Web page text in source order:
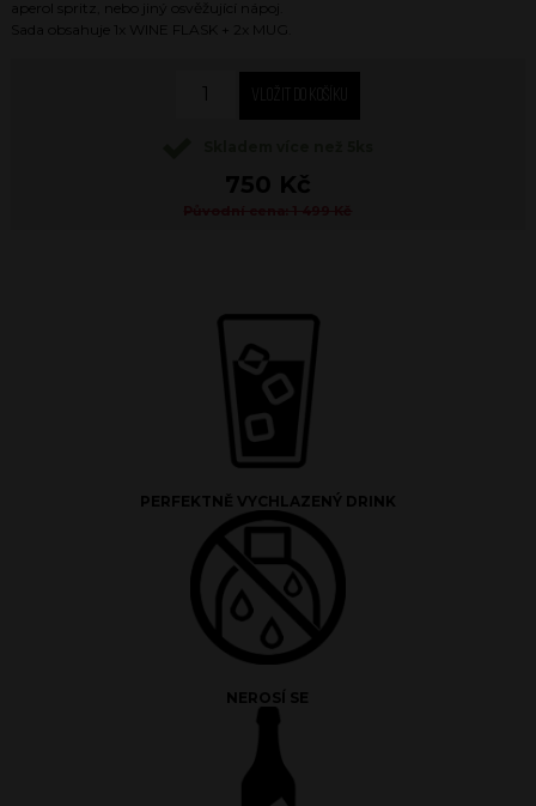
aperol spritz, nebo jiný osvěžující nápoj.
Sada obsahuje 1x WINE FLASK + 2x MUG.
PERFEKTNĚ VYCHLAZENÝ DRINK
NEROSÍ SE